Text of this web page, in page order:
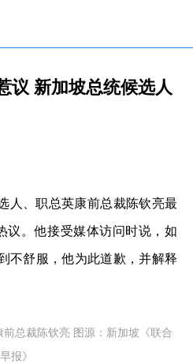
议 新加坡总统候选人
人、职总英康前总裁陈钦亮最
议。他接受媒体访问时说，如
不舒服，他为此道歉，并解释
总裁陈钦亮 图源：新加坡《联合
早报》